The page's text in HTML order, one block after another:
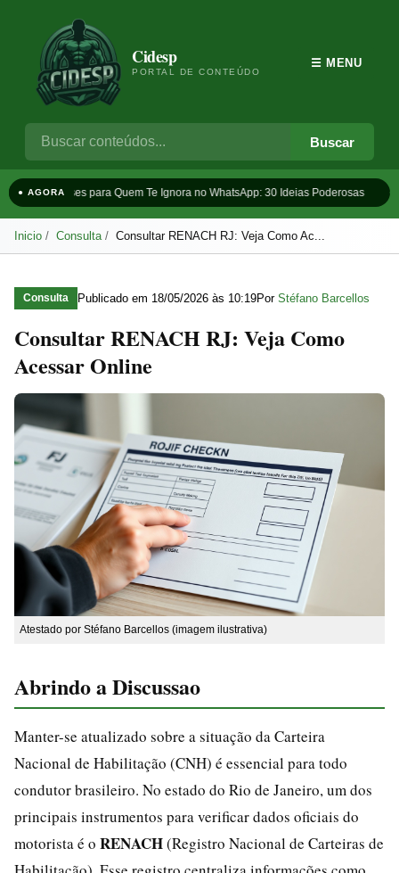
Cidesp
PORTAL DE CONTEÚDO
Buscar
☰ MENU
● AGORAFrases para Quem Te Ignora no WhatsApp: 30 Ideias Poderosas
Inicio Consulta Consultar RENACH RJ: Veja Como Ac...
Consulta Publicado em 18/05/2026 às 10:19Por Stéfano Barcellos
Consultar RENACH RJ: Veja Como
Acessar Online
Atestado por Stéfano Barcellos (imagem ilustrativa)
Abrindo a Discussao
Manter-se atualizado sobre a situação da Carteira
Nacional de Habilitação (CNH) é essencial para todo
condutor brasileiro. No estado do Rio de Janeiro, um dos
principais instrumentos para verificar dados oficiais do
motorista é o RENACH(Registro Nacional de Carteiras de